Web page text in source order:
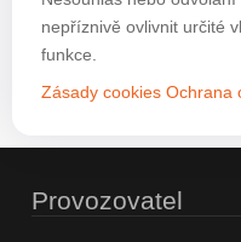
nepříznivě ovlivnit určité
funkce.
Zásady cookies Ochrana
Provozovatel